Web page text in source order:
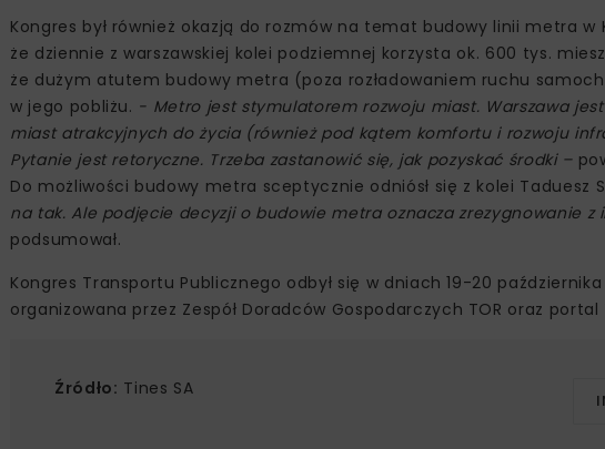
Kongres był również okazją do rozmów na temat budowy linii metra w
że dziennie z warszawskiej kolei podziemnej korzysta ok. 600 tys.
że dużym atutem budowy metra (poza rozładowaniem ruchu
w jego pobliżu. - Metro jest stymulatorem rozwoju miast. Warszawa
miast atrakcyjnych do życia (również pod kątem komfortu i rozwoju
Pytanie jest retoryczne. Trzeba zastanowić się, jak pozyskać środki –
Do możliwości budowy metra sceptycznie odniósł się z kolei Taduesz
na tak. Ale podjęcie decyzji o budowie metra oznacza zrezygnowanie
podsumował.
Kongres Transportu Publicznego odbył się w dniach 19-20
organizowana przez Zespół Doradców Gospodarczych TOR oraz
Źródło: Tines SA